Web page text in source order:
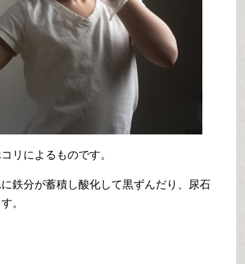
リによるものです。
鉄分が蓄積し酸化して黒ずんだり、尿石
。